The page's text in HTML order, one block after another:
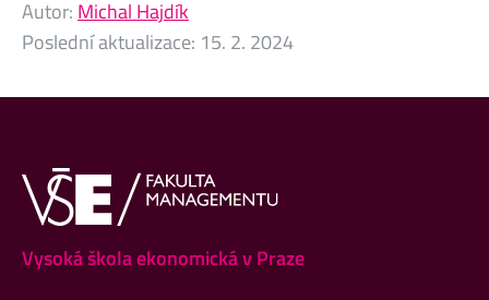
Autor: Michal Hajdík
Poslední aktualizace: 15. 2. 2024
Vysoká škola ekonomická v Praze